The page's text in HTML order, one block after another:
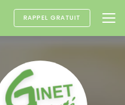
RAPPEL GRATUIT